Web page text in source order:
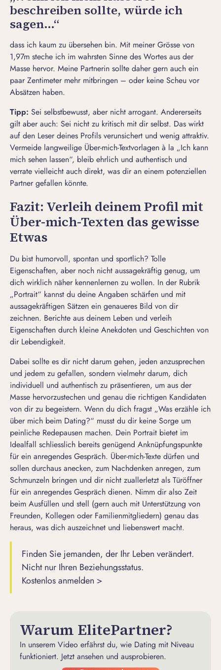
beschreiben sollte, würde ich
sagen…“
dass ich kaum zu übersehen bin. Mit meiner Grösse von
1,97m steche ich im wahrsten Sinne des Wortes aus der
Masse hervor. Meine Partnerin sollte daher gern auch ein
paar Zentimeter mehr mitbringen – oder keine Scheu vor
Absätzen haben.
Tipp: Sei selbstbewusst, aber nicht arrogant. Andererseits
gilt aber auch: Sei nicht zu kritisch mit dir selbst. Das wirkt
auf den Leser deines Profils verunsichert und wenig attraktiv.
Vermeide langweilige Über-mich-Textvorlagen à la „Ich kann
mich sehen lassen“, bleib ehrlich und authentisch und
verrate vielleicht auch direkt, was dir an einem potenziellen
Partner gefallen könnte.
Fazit: Verleih deinem Profil mit
Über-mich-Texten das gewisse
Etwas
Du bist humorvoll, spontan und sportlich? Tolle
Eigenschaften, aber noch nicht aussagekräftig genug, um
dich wirklich näher kennenlernen zu wollen. In der Rubrik
„Portrait“ kannst du deine Angaben schärfen und mit
aussagekräftigen Sätzen ein genaueres Bild von dir
zeichnen. Berichte aus deinem Leben und verleih
Eigenschaften durch kleine Anekdoten und Geschichten von
dir Lebendigkeit.
Dabei sollte es dir nicht darum gehen, jeden anzusprechen
und jedem zu gefallen, sondern vielmehr darum, dich
individuell und authentisch zu präsentieren, um aus der
Masse hervorzustechen und genau die richtigen Kandidaten
von dir zu begeistern. Wenn du dich fragst „Was erzähle ich
über mich beim Dating?“ musst du dir keine Sorge um
peinliche Redepausen machen. Dein Portrait bietet im
Idealfall schliesslich bereits genügend Anknüpfungspunkte
für ein anregendes Gespräch. Über-mich-Texte dürfen und
sollen durchaus anecken, zum Nachdenken anregen, zum
Schmunzeln bringen und dir nicht zuallerletzt als Türöffner
für ein anregendes Gespräch dienen. Nimm dir also Zeit
beim Ausfüllen und stell (gern auch mit Unterstützung von
Freunden, Kollegen oder Familienmitgliedern) genau das
heraus, was dich auszeichnet und liebenswert macht.
Finden Sie jemanden, der Ihr Leben verändert.
Nicht nur Ihren Beziehungsstatus.
Kostenlos anmelden >
Warum ElitePartner?
In unserem Video erfährst du, wie Dating mit Niveau
funktioniert. Jetzt ansehen und ausprobieren.